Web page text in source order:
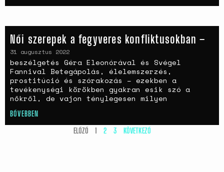
Női szerepek a fegyveres konfliktusokban –
31 augusztus 2022
beszélgetés Géra Eleonórával és Svégel
Fannival Betegápolás, élelemszerzés,
prostitúció és szórakozás – ezekben a
tevékenységi körökben gyakran esik szó a
nőkről, de vajon ténylegesen milyen
BŐVEBBEN
ELŐZŐ
1 2 3 KÖVETKEZŐ